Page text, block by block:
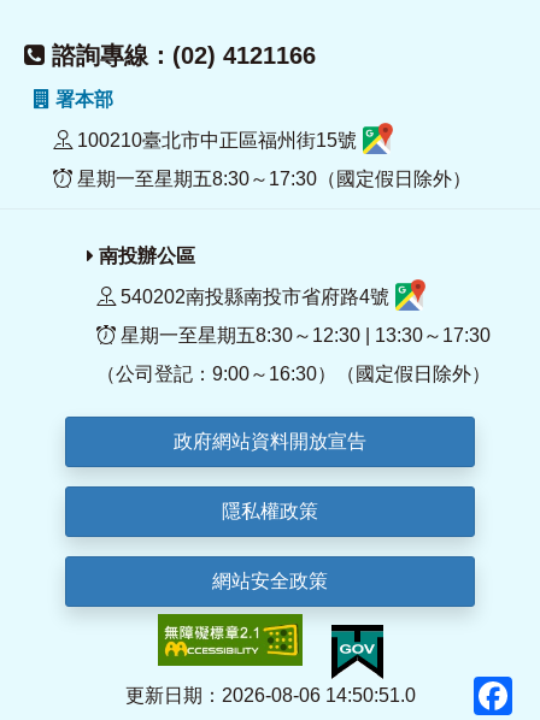
諮詢專線：(02) 4121166
署本部
100210臺北市中正區福州街15號
星期一至星期五8:30～17:30（國定假日除外）
南投辦公區
540202南投縣南投市省府路4號
星期一至星期五8:30～12:30 | 13:30～17:30
（公司登記：9:00～16:30）（國定假日除外）
政府網站資料開放宣告
隱私權政策
網站安全政策
更新日期：2026-08-06 14:50:51.0